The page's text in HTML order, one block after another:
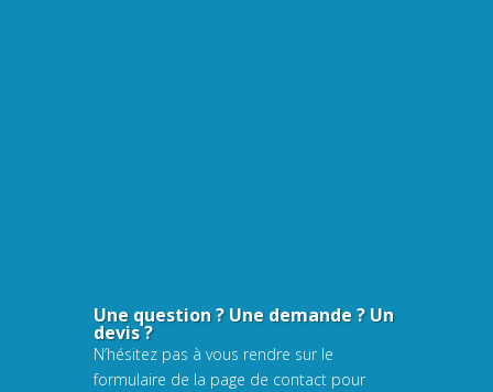
Une question ? Une demande ? Un
devis ?
N’hésitez pas à vous rendre sur le
formulaire de la page de contact pour